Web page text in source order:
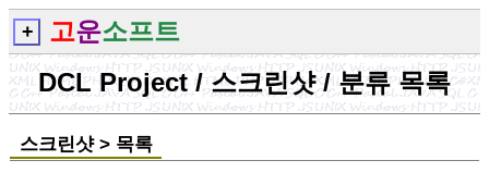
+ 고운소프트
DCL Project / 스크린샷 / 분류 목록
스크린샷 > 목록